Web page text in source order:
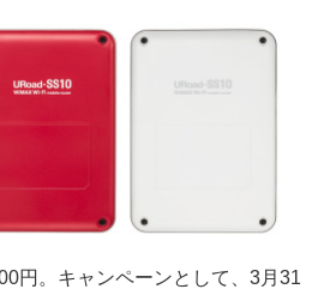
円。キャンペーンとして、3月31